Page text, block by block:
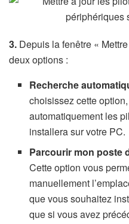
3. Depuis la fenêtre «
deux options :
Recherche
choisissez cette
automatiquement les
installera sur votre PC.
Parcourir mon poste
Cette option vous
manuellement
que vous souhaitez
que si vous avez